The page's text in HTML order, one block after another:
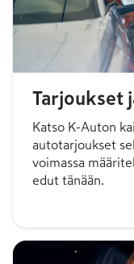
Tarjoukset
Katso K-Auton
autotarjoukset
voimassa
edut tänään.